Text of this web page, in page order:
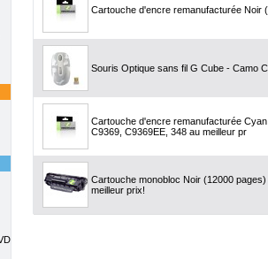
Cartouche d'encre remanufacturée Noir
Souris Optique sans fil G Cube - Camo
Cartouche d'encre remanufacturée
C9369, C9369EE, 348 au meilleur pr
Cartouche monobloc Noir (12000
meilleur prix!